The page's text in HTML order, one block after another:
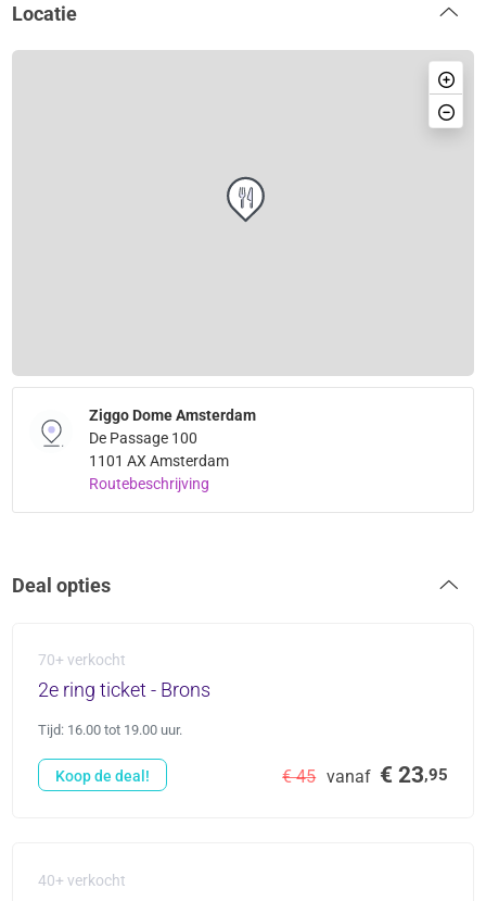
Locatie
Ziggo Dome Amsterdam
De Passage 100
1101 AX Amsterdam
Routebeschrijving
Deal opties
70+ verkocht
2e ring ticket - Brons
Tijd: 16.00 tot 19.00 uur.
€ 45 vanaf € 23,95
Koop de deal!
40+ verkocht